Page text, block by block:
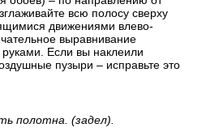
всю полосу сверху
движениями влево-
выравнивание
Если вы наклеили
пузыри – исправьте это
полотна. (задел).